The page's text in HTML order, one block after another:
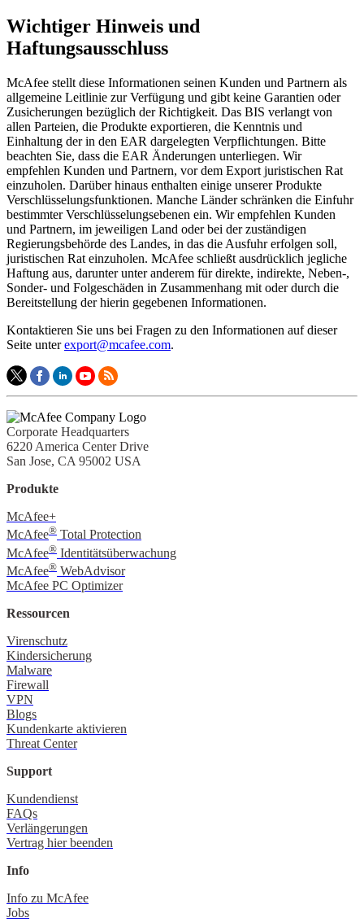
Wichtiger Hinweis und
Haftungsausschluss
McAfee stellt diese Informationen seinen Kunden und Partnern als
allgemeine Leitlinie zur Verfügung und gibt keine Garantien oder
Zusicherungen bezüglich der Richtigkeit. Das BIS verlangt von
allen Parteien, die Produkte exportieren, die Kenntnis und
Einhaltung der in den EAR dargelegten Verpflichtungen. Bitte
beachten Sie, dass die EAR Änderungen unterliegen. Wir
empfehlen Kunden und Partnern, vor dem Export juristischen Rat
einzuholen. Darüber hinaus enthalten einige unserer Produkte
Verschlüsselungsfunktionen. Manche Länder schränken die Einfuhr
bestimmter Verschlüsselungsebenen ein. Wir empfehlen Kunden
und Partnern, im jeweiligen Land oder bei der zuständigen
Regierungsbehörde des Landes, in das die Ausfuhr erfolgen soll,
juristischen Rat einzuholen. McAfee schließt ausdrücklich jegliche
Haftung aus, darunter unter anderem für direkte, indirekte, Neben-,
Sonder- und Folgeschäden in Zusammenhang mit oder durch die
Bereitstellung der hierin gegebenen Informationen.
Kontaktieren Sie uns bei Fragen zu den Informationen auf dieser
Seite unterexport@mcafee.com.
Corporate Headquarters
6220 America Center Drive
San Jose, CA 95002 USA
Produkte
McAfee+
McAfee® Total Protection
McAfee® Identitätsüberwachung
McAfee® WebAdvisor
McAfee PC Optimizer
Ressourcen
Virenschutz
Kindersicherung
Malware
Firewall
VPN
Blogs
Kundenkarte aktivieren
Threat Center
Support
Kundendienst
FAQs
Verlängerungen
Vertrag hier beenden
Info
Info zu McAfee
Jobs